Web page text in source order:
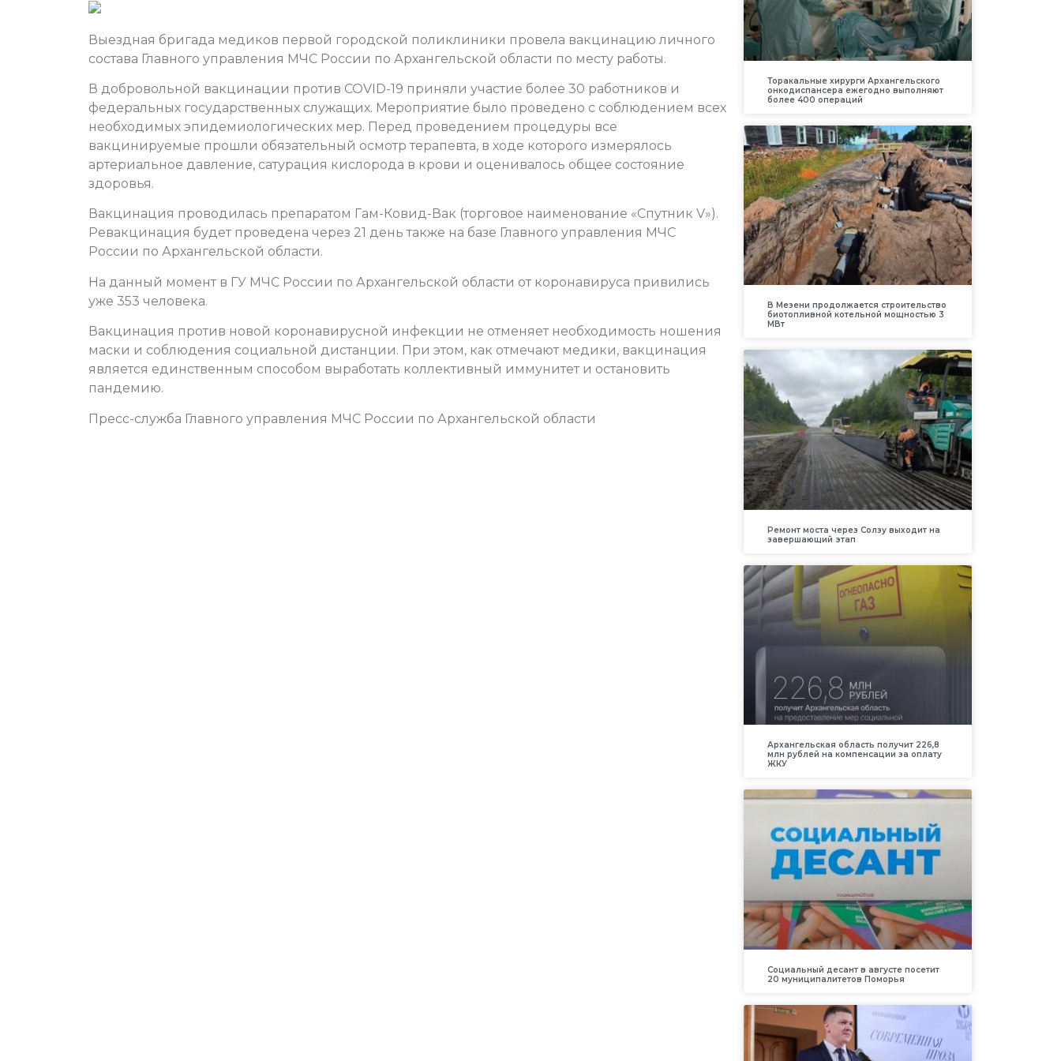
Выездная бригада медиков первой городской поликлиники провела вакцинацию личного
состава Главного управления МЧС России по Архангельской области по месту работы.
В добровольной вакцинации против COVID-19 приняли участие более 30 работников и
федеральных государственных служащих. Мероприятие было проведено с соблюдением всех
необходимых эпидемиологических мер. Перед проведением процедуры все
вакцинируемые прошли обязательный осмотр терапевта, в ходе которого измерялось
артериальное давление, сатурация кислорода в крови и оценивалось общее состояние
здоровья.
Вакцинация проводилась препаратом Гам-Ковид-Вак (торговое наименование «Спутник V»).
Ревакцинация будет проведена через 21 день также на базе Главного управления МЧС
России по Архангельской области.
На данный момент в ГУ МЧС России по Архангельской области от коронавируса привились
уже 353 человека.
Вакцинация против новой коронавирусной инфекции не отменяет необходимость ношения
маски и соблюдения социальной дистанции. При этом, как отмечают медики, вакцинация
является единственным способом выработать коллективный иммунитет и остановить
пандемию.
Пресс-служба Главного управления МЧС России по Архангельской области
Торакальные хирурги Архангельского
онкодиспансера ежегодно выполняют
более 400 операций
В Мезени продолжается строительство
биотопливной котельной мощностью 3
МВт
Ремонт моста через Солзу выходит на
завершающий этап
Архангельская область получит 226,8
млн рублей на компенсации за оплату
ЖКУ
Социальный десант в августе посетит
20 муниципалитетов Поморья